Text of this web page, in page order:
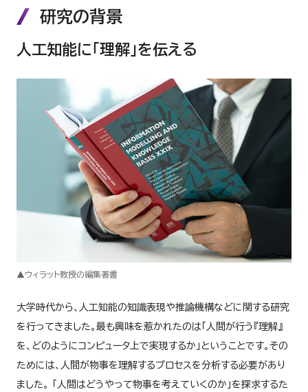
研究の背景
人工知能に「理解」を伝える
▲ウィラット教授の編集著書
大学時代から、人工知能の知識表現や推論機構などに関する研究
を行ってきました。最も興味を惹かれたのは「人間が行う『理解』
を、どのようにコンピュータ上で実現するか」ということです。その
ためには、人間が物事を理解するプロセスを分析する必要があり
ました。 「人間はどうやって物事を考えていくのか」を探求するた